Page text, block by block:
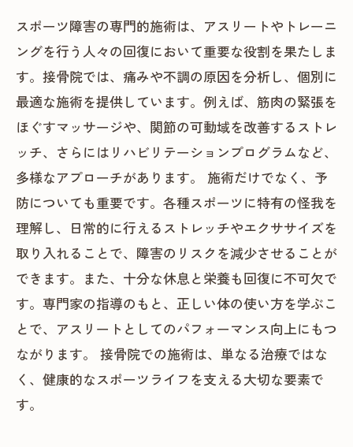
スポーツ障害の専門的施術は、アスリートやトレーニ
ングを行う人々の回復において重要な役割を果たしま
す。接骨院では、痛みや不調の原因を分析し、個別に
最適な施術を提供しています。例えば、筋肉の緊張を
ほぐすマッサージや、関節の可動域を改善するストレ
ッチ、さらにはリハビリテーションプログラムなど、
多様なアプローチがあります。 施術だけでなく、予
防についても重要です。各種スポーツに特有の怪我を
理解し、日常的に行えるストレッチやエクササイズを
取り入れることで、障害のリスクを減少させることが
できます。また、十分な休息と栄養も回復に不可欠で
す。専門家の指導のもと、正しい体の使い方を学ぶこ
とで、アスリートとしてのパフォーマンス向上にもつ
ながります。 接骨院での施術は、単なる治療ではな
く、健康的なスポーツライフを支える大切な要素で
す。